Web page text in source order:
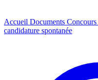
Accueil Documents Concours
candidature spontanée